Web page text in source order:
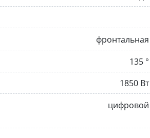
фронтальная
135 °
1850 Вт
цифровой